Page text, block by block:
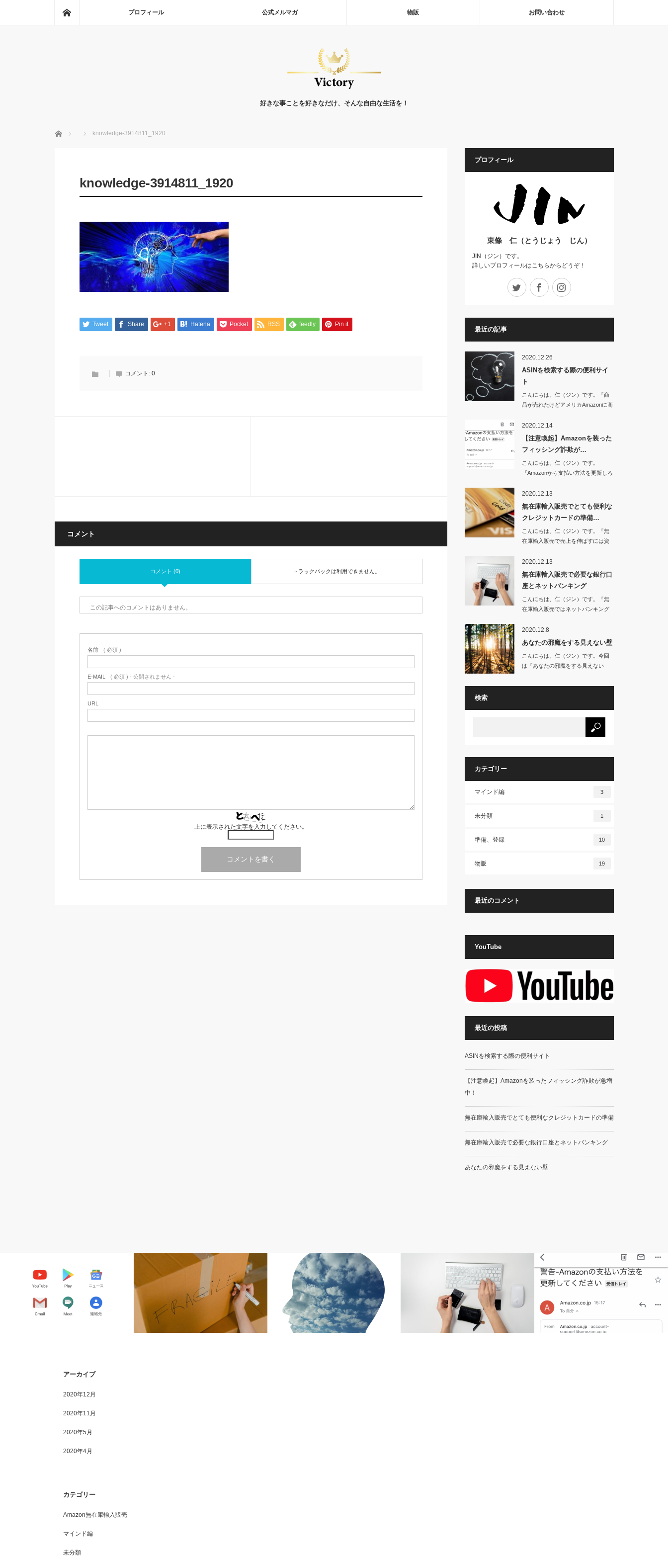
プロフィール 公式メルマガ 物販 お問い合わせ
好きな事ことを好きなだけ、そんな自由な生活を！
ホーム knowledge-3914811_1920
knowledge-3914811_1920
Tweet Share +1 Hatena Pocket RSS feedly Pin it
コメント: 0
コメント
コメント (0) トラックバックは利用できません。
この記事へのコメントはありません。
名前 ( 必須 )
E-MAIL ( 必須 ) - 公開されません -
URL
上に表示された文字を入力してください。
プロフィール
東條 仁（とうじょう じん）
JIN（ジン）です。
詳しいプロフィールはこちらからどうぞ！
Twitter Facebook
最近の記事
2020.12.26
ASINを検索する際の便利サイ
ト
こんにちは、仁（ジン）です。『商
品が売れたけどアメリカAmazonに商
2020.12.14
【注意喚起】Amazonを装った
フィッシング詐欺が…
こんにちは、仁（ジン）です。
『Amazonから支払い方法を更新しろ
2020.12.13
無在庫輸入販売でとても便利な
クレジットカードの準備…
こんにちは、仁（ジン）です。『無
在庫輸入販売で売上を伸ばすには資
2020.12.13
無在庫輸入販売で必要な銀行口
座とネットバンキング
こんにちは、仁（ジン）です。『無
在庫輸入販売ではネットバンキング
2020.12.8
あなたの邪魔をする見えない壁
こんにちは、仁（ジン）です。今回
は『あなたの邪魔をする見えない
検索
カテゴリー
マインド編 3
未分類 1
準備、登録 10
物販 19
最近のコメント
YouTube
最近の投稿
ASINを検索する際の便利サイト
【注意喚起】Amazonを装ったフィッシング詐欺が急増
中！
無在庫輸入販売でとても便利なクレジットカードの準備
無在庫輸入販売で必要な銀行口座とネットバンキング
あなたの邪魔をする見えない壁
Googleアカウントの作成方法
アーカイブ
2020年12月
2020年11月
2020年5月
2020年4月
カテゴリー
Amazon無在庫輸入販売
マインド編
未分類